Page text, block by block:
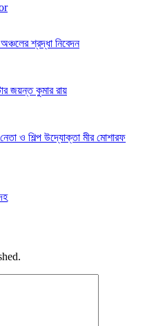
শ্রদ্ধা নিবেদন
জয়ন্ত কুমার রায়
ও শিল্প উদ্যোক্তা মীর মোশারফ